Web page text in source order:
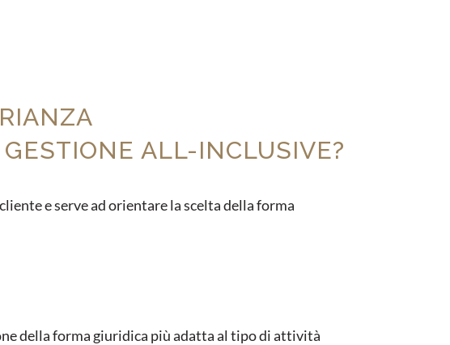
ALL-INCLUSIVE?
e serve ad orientare la scelta della forma
della forma giuridica più adatta al tipo di attività